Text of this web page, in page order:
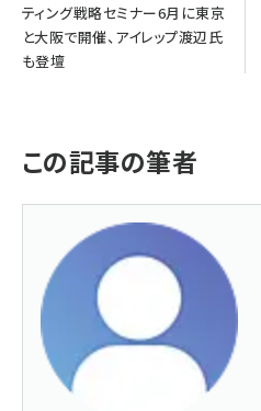
ティング戦略セミナー6月に東京
と大阪で開催、アイレップ渡辺氏
も登壇
この記事の筆者